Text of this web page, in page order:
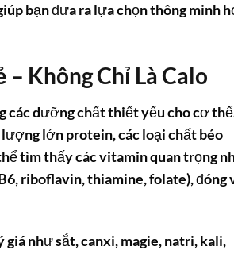
bạn đưa ra lựa chọn thông minh
Không Chỉ Là Calo
các dưỡng chất thiết yếu cho cơ
lớn protein, các loại chất béo
tìm thấy các vitamin quan trọng
riboflavin, thiamine, folate), đóng
giá như sắt, canxi, magie, natri, kali,